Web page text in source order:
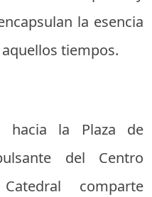
la esencia
tiempos.
hacia la Plaza de
del Centro
comparte